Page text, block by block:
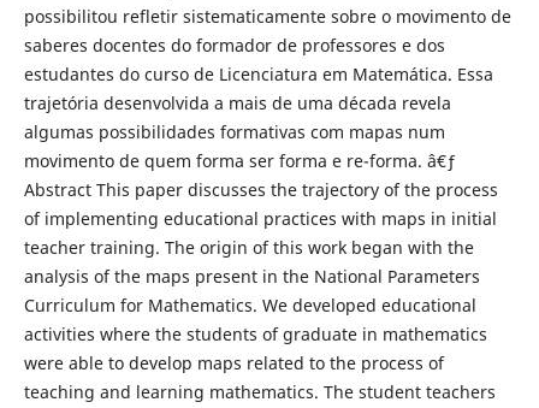
possibilitou refletir sistematicamente sobre o movimento de
saberes docentes do formador de professores e dos
estudantes do curso de Licenciatura em Matemática. Essa
trajetória desenvolvida a mais de uma década revela
algumas possibilidades formativas com mapas num
movimento de quem forma ser forma e re-forma. â€ƒ
Abstract This paper discusses the trajectory of the process
of implementing educational practices with maps in initial
teacher training. The origin of this work began with the
analysis of the maps present in the National Parameters
Curriculum for Mathematics. We developed educational
activities where the students of graduate in mathematics
were able to develop maps related to the process of
teaching and learning mathematics. The student teachers